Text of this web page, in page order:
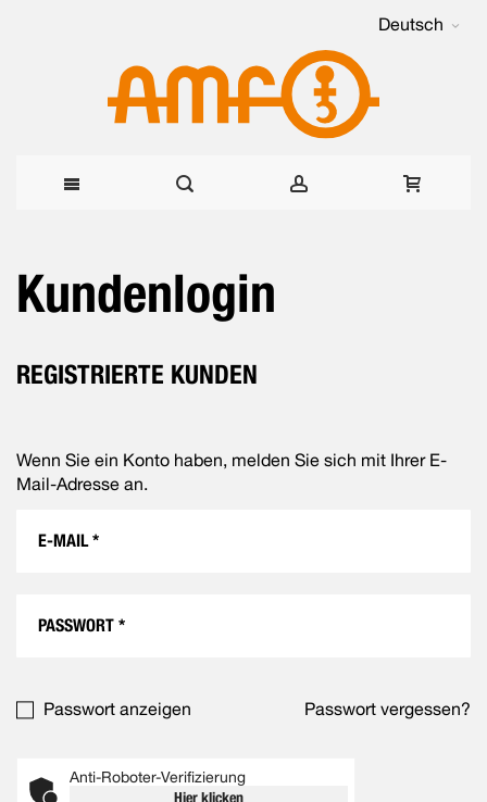
Deutsch
zum
Inhalt
Kundenlogin
REGISTRIERTE KUNDEN
Wenn Sie ein Konto haben, melden Sie sich mit Ihrer E-
Mail-Adresse an.
Passwort anzeigen Passwort vergessen?
Anti-Roboter-Verifizierung
Hier klicken